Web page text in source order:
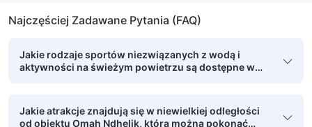
Najczęściej Zadawane Pytania (FAQ)
Jakie rodzaje sportów niezwiązanych z wodą i
aktywności na świeżym powietrzu są dostępne w
Jakie atrakcje znajdują się w niewielkiej odległości
od obiektu Omah Ndhelik, którą można pokonać